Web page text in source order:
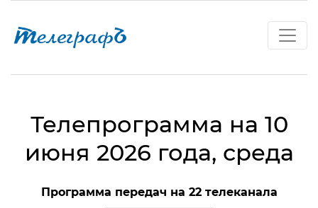
Телепрограмма на 10
июня 2026 года, среда
Программа передач на 22 телеканала